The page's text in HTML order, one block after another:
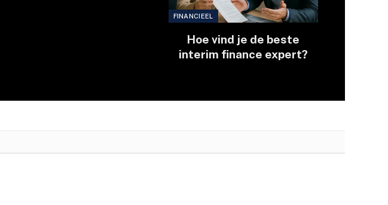
FINANCIEEL
Hoe vind je de beste
interim finance expert?